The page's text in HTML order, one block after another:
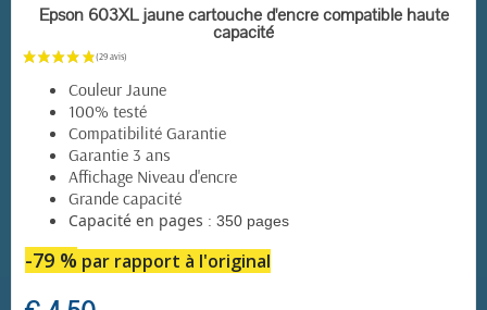
EN STOCK
Epson 603XL jaune cartouche d'encre compatible haute
capacité
Couleur Jaune
100% testé
Compatibilité Garantie
Garantie 3 ans
Affichage Niveau d'encre
Grande capacité
Capacité en pages : 350 pages
-79 % par rapport à l'original